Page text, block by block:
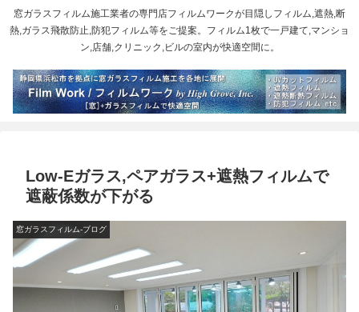
窓ガラスフィルム施工業者の専門店フィルムワークが目隠しフィルム,遮熱,断
熱,ガラス飛散防止,防犯フィルム等をご提案。フィルム1枚で一戸建て,マンショ
ン,店舗,クリニック,ビルの室内が快適空間に。
Low-Eガラス,ペアガラス+遮熱フィルムで
遮蔽係数が下がる
窓ガラスフィルム-ブログ